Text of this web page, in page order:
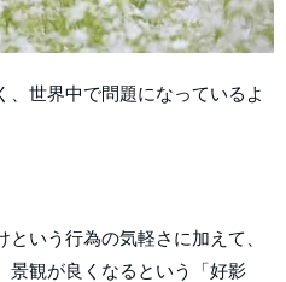
世界中で問題になっているよ
いう行為の気軽さに加えて、
景観が良くなるという「好影